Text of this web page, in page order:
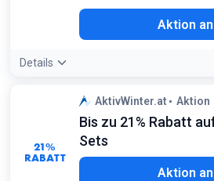
Aktion
Details
21%
RABATT
AktivWinter.at Aktion
Bis zu 21% Rabatt
Sets
Aktion